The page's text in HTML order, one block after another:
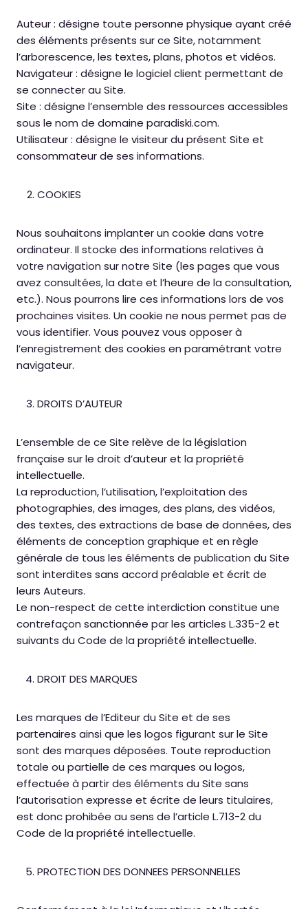
Auteur : désigne toute personne physique ayant créé
des éléments présents sur ce Site, notamment
l’arborescence, les textes, plans, photos et vidéos.
Navigateur : désigne le logiciel client permettant de
se connecter au Site.
Site : désigne l’ensemble des ressources accessibles
sous le nom de domaine paradiski.com.
Utilisateur : désigne le visiteur du présent Site et
consommateur de ses informations.
COOKIES
Nous souhaitons implanter un cookie dans votre
ordinateur. Il stocke des informations relatives à
votre navigation sur notre Site (les pages que vous
avez consultées, la date et l’heure de la consultation,
etc.). Nous pourrons lire ces informations lors de vos
prochaines visites. Un cookie ne nous permet pas de
vous identifier. Vous pouvez vous opposer à
l’enregistrement des cookies en paramétrant votre
navigateur.
DROITS D’AUTEUR
L’ensemble de ce Site relève de la législation
française sur le droit d’auteur et la propriété
intellectuelle.
La reproduction, l’utilisation, l’exploitation des
photographies, des images, des plans, des vidéos,
des textes, des extractions de base de données, des
éléments de conception graphique et en règle
générale de tous les éléments de publication du Site
sont interdites sans accord préalable et écrit de
leurs Auteurs.
Le non-respect de cette interdiction constitue une
contrefaçon sanctionnée par les articles L.335-2 et
suivants du Code de la propriété intellectuelle.
DROIT DES MARQUES
Les marques de l’Editeur du Site et de ses
partenaires ainsi que les logos figurant sur le Site
sont des marques déposées. Toute reproduction
totale ou partielle de ces marques ou logos,
effectuée à partir des éléments du Site sans
l’autorisation expresse et écrite de leurs titulaires,
est donc prohibée au sens de l’article L.713-2 du
Code de la propriété intellectuelle.
PROTECTION DES DONNEES PERSONNELLES